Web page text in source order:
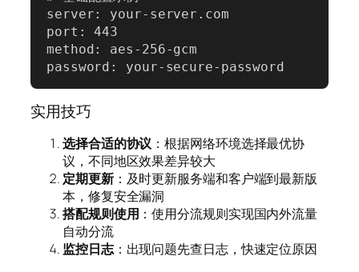
server: your-server.com
port: 443
method: aes-256-gcm
password: your-secure-password
实用技巧
选择合适的协议 ：根据网络环境选择最优协
议，不同地区效果差异较大
定期更新：及时更新服务端和客户端到最新版
本，修复安全漏洞
搭配规则使用 ：使用分流规则实现国内外流量
自动分流
监控日志：出现问题先查日志，快速定位原因